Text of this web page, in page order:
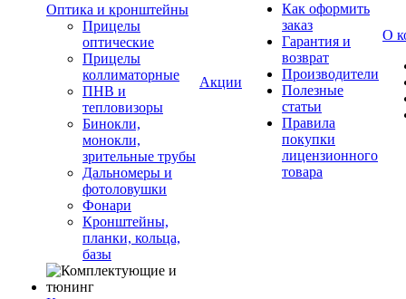
Оптика и кронштейны
Прицелы
оптические
Прицелы
коллиматорные
ПНВ и
тепловизоры
Бинокли,
монокли,
зрительные трубы
Дальномеры и
фотоловушки
Фонари
Кронштейны,
планки, кольца,
базы
Акции
Как оформить
заказ
Гарантия и
возврат
Производители
Полезные
статьи
Правила
покупки
лицензионного
товара
О